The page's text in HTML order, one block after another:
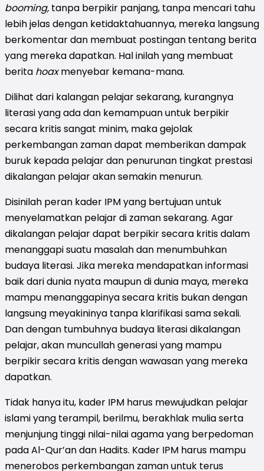
booming, tanpa berpikir panjang, tanpa mencari tahu
lebih jelas dengan ketidaktahuannya, mereka langsung
berkomentar dan membuat postingan tentang berita
yang mereka dapatkan. Hal inilah yang membuat
berita hoaxmenyebar kemana-mana.
Dilihat dari kalangan pelajar sekarang, kurangnya
literasi yang ada dan kemampuan untuk berpikir
secara kritis sangat minim, maka gejolak
perkembangan zaman dapat memberikan dampak
buruk kepada pelajar dan penurunan tingkat prestasi
dikalangan pelajar akan semakin menurun.
Disinilah peran kader IPM yang bertujuan untuk
menyelamatkan pelajar di zaman sekarang. Agar
dikalangan pelajar dapat berpikir secara kritis dalam
menanggapi suatu masalah dan menumbuhkan
budaya literasi. Jika mereka mendapatkan informasi
baik dari dunia nyata maupun di dunia maya, mereka
mampu menanggapinya secara kritis bukan dengan
langsung meyakininya tanpa klarifikasi sama sekali.
Dan dengan tumbuhnya budaya literasi dikalangan
pelajar, akan muncullah generasi yang mampu
berpikir secara kritis dengan wawasan yang mereka
dapatkan.
Tidak hanya itu, kader IPM harus mewujudkan pelajar
islami yang terampil, berilmu, berakhlak mulia serta
menjunjung tinggi nilai-nilai agama yang berpedoman
pada Al-Qur’an dan Hadits. Kader IPM harus mampu
menerobos perkembangan zaman untuk terus